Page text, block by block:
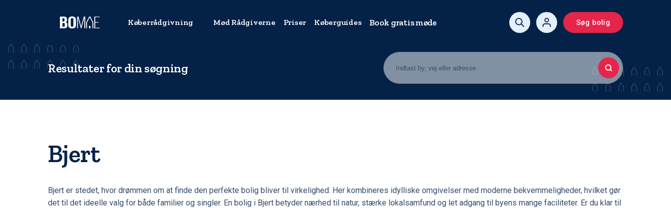
Køberrådgivning Mød Rådgiverne Priser Køberguides Book gratis møde Søg bolig
Resultater for din søgning
Bjert
Bjert er stedet, hvor drømmen om at finde den perfekte bolig bliver til virkelighed. Her kombineres idylliske omgivelser med moderne bekvemmeligheder, hvilket gør
det til det ideelle valg for både familier og singler. En bolig i Bjert betyder nærhed til natur, stærke lokalsamfund og let adgang til byens mange faciliteter. Er du klar til